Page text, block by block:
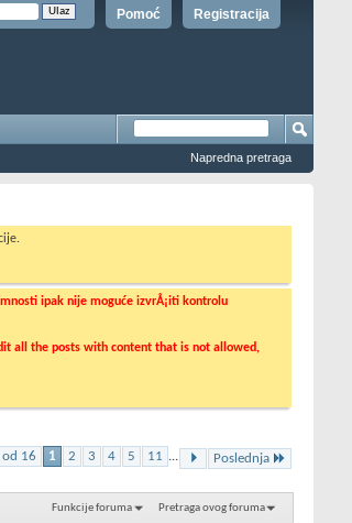
Registracija
Pomoć
Napredna pretraga
ipak nije moguće izvrÅ¡iti kontrolu
all the posts with content that is not allowed,
od 16 1 2 3 4 5 11 ... Poslednja
Funkcije foruma Pretraga ovog foruma